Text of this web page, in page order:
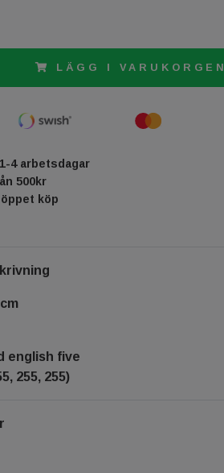
LÄGG I VARUKORGEN
4 arbetsdagar
500kr
köp
english five
255, 255)